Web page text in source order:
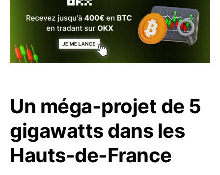
Un méga-projet de 5
gigawatts dans les
Hauts-de-France